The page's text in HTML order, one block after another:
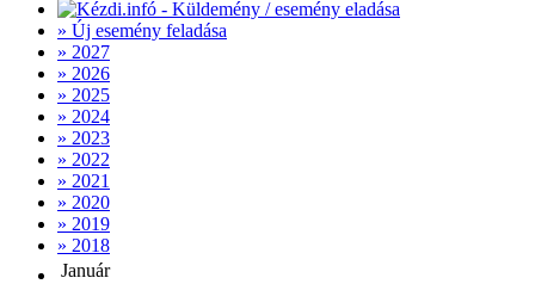
» Új esemény feladása
» 2027
» 2026
» 2025
» 2024
» 2023
» 2022
» 2021
» 2020
» 2019
» 2018
Január